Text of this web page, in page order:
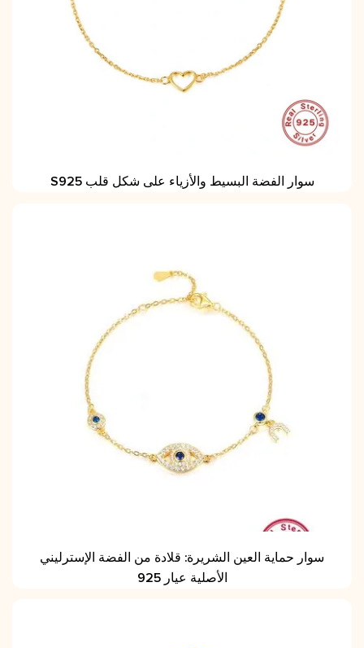
S925 سوار الفضة البسيط والأزياء على شكل قلب
سوار حماية العين الشريرة: قلادة من الفضة الإسترليني
الأصلية عيار 925